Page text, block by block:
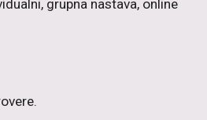
grupna nastava, online